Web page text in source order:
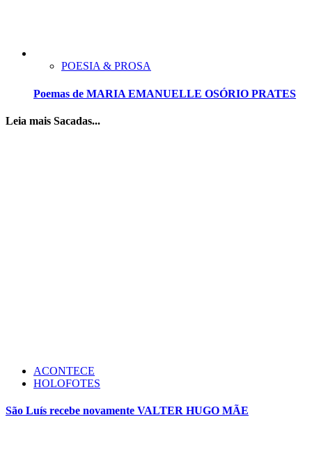
POESIA & PROSA
Poemas de MARIA EMANUELLE OSÓRIO PRATES
Leia mais Sacadas...
ACONTECE
HOLOFOTES
São Luís recebe novamente VALTER HUGO MÃE